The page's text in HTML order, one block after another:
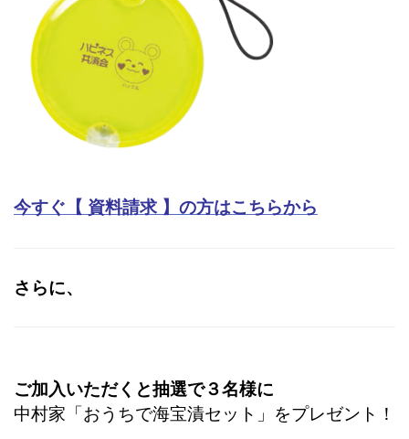
今すぐ【 資料請求 】の方はこちらから
さらに、
ご加入いただくと抽選で３名様に
中村家「おうちで海宝漬セット」をプレゼント！